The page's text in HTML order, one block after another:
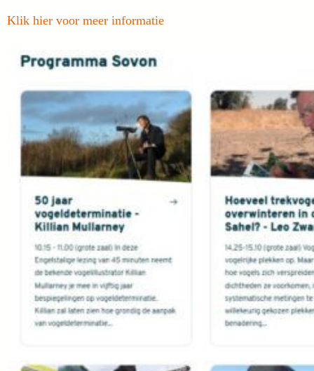
Klik hier voor meer informatie